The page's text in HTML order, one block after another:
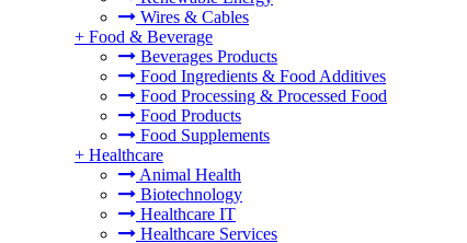
Wires & Cables
+ Food & Beverage
Beverages Products
Food Ingredients & Food Additives
Food Processing & Processed Food
Food Products
Food Supplements
+ Healthcare
Animal Health
Biotechnology
Healthcare IT
Healthcare Services